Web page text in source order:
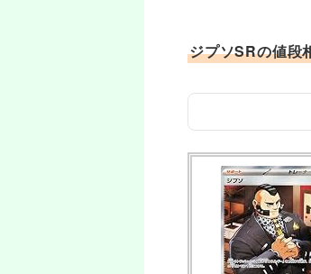
ジプソSRの値段